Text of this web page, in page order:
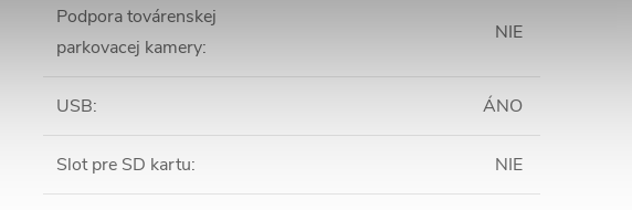
Podpora továrenskej
parkovacej kamery:
NIE
USB: ÁNO
Slot pre SD kartu: NIE